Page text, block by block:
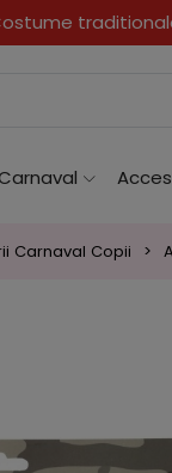
Carnaval Copii